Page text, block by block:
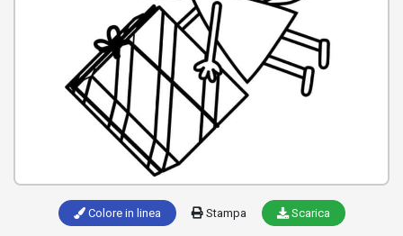
Colore in linea Stampa Scarica